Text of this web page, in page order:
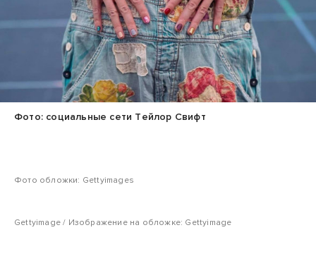
Фото: социальные сети Тейлор Свифт
Фото обложки: Gettyimages
Gettyimage / Изображение на обложке: Gettyimage